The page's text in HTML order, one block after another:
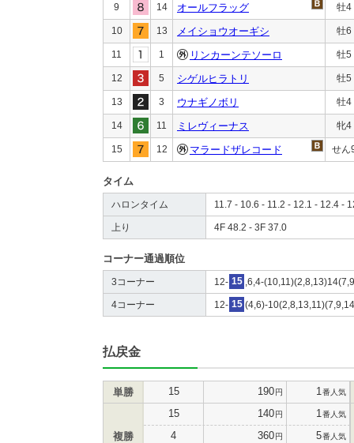
9 14 オールフラッグ 牡4
10 13 メイショウオーギシ 牡6
11 1 リンカーンテソーロ 牡5
12 5 シゲルヒラトリ 牡5
13 3 ウナギノボリ 牡4
14 11 ミレヴィーナス 牝4
15 12 マラードザレコード せん
タイム
ハロンタイム 11.7 - 10.6 - 11.2 - 12.1 - 12.4 -
上り 4F 48.2 - 3F 37.0
コーナー通過順位
3コーナー 12- 15 ,6,4-
4コーナー 12- 15 (4,6)-
払戻金
単勝 15 190円 1 番人気
複勝
15 140円 1 番人気
4 360円 5番人気